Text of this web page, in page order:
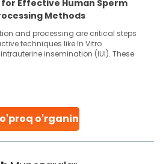
o'rganing
for Effective Human Sperm
Methods
and processing are critical steps
techniques like In Vitro
insemination (IUI). These
the